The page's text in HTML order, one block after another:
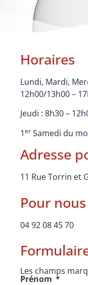
Horaires
Lundi, Mardi,
12h00/13h00 –
Jeudi : 8h30 –
1er Samedi du
Adresse
11 Rue Torrin et
Pour
04 92 08 45 70
Les champs
Prénom